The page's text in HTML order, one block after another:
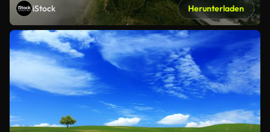
iStock Herunterladen